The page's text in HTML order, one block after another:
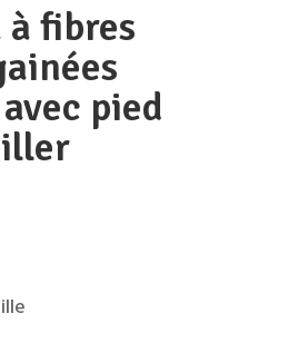
à fibres
pied